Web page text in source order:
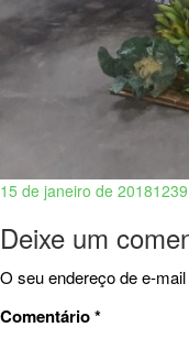
15 de janeiro de 2018
Deixe um
O seu endereço de e-
Comentário*